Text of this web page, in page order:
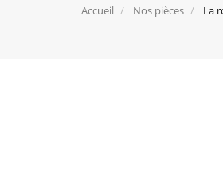
Accueil Nos pièces La